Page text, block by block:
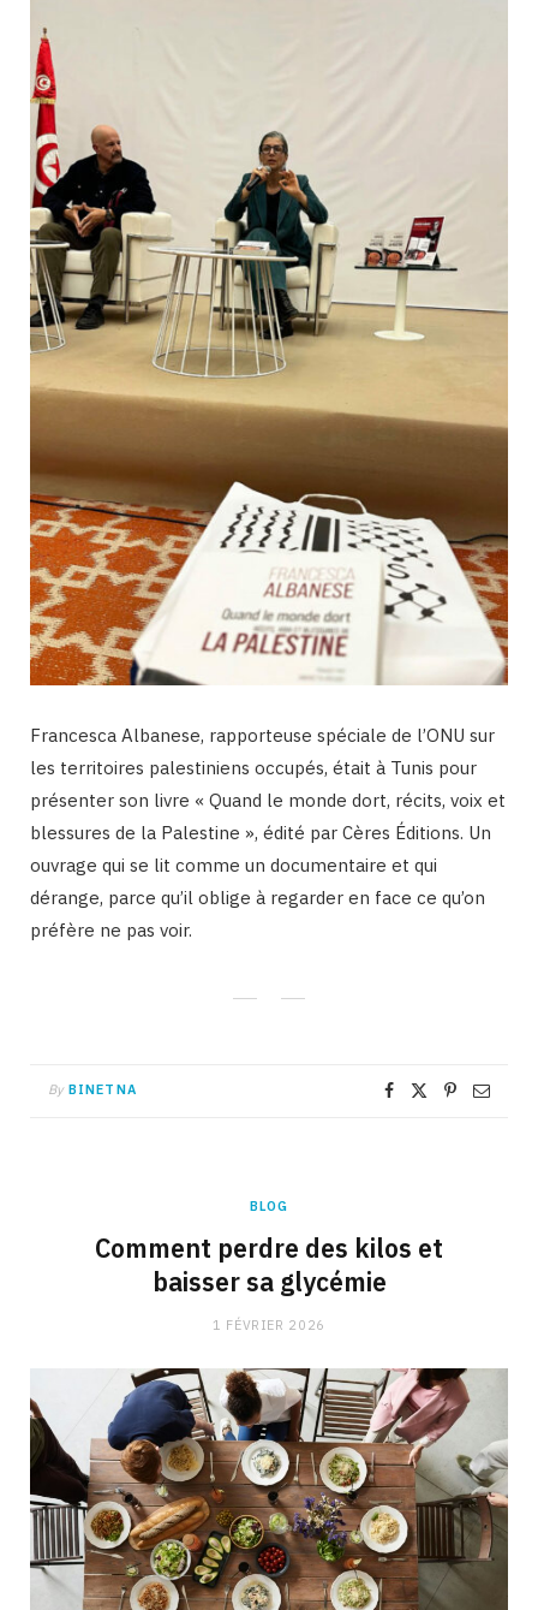
Francesca Albanese, rapporteuse spéciale de l’ONU sur
les territoires palestiniens occupés, était à Tunis pour
présenter son livre « Quand le monde dort, récits, voix et
blessures de la Palestine », édité par Cères Éditions. Un
ouvrage qui se lit comme un documentaire et qui
dérange, parce qu’il oblige à regarder en face ce qu’on
préfère ne pas voir.
By BINETNA
BLOG
Comment perdre des kilos et
baisser sa glycémie
1 FÉVRIER 2026